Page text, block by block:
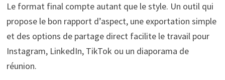
Le format final compte autant que le style. Un outil qui
propose le bon rapport d’aspect, une exportation simple
et des options de partage direct facilite le travail pour
Instagram, LinkedIn, TikTok ou un diaporama de
réunion.